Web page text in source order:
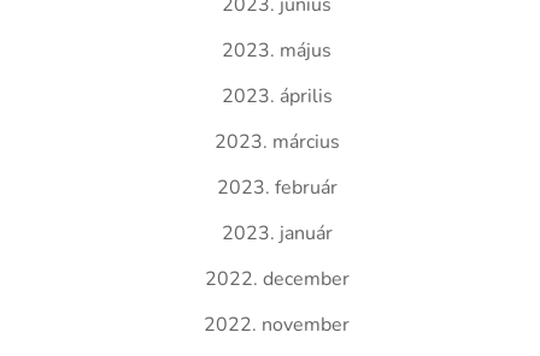
2023. május
2023. április
2023. március
2023. február
2023. január
2022. december
2022. november